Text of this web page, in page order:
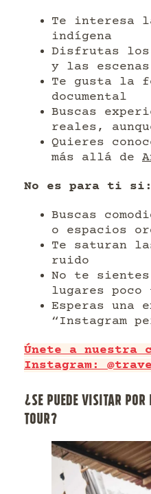
Te interesa
indígena
Disfrutas los
y las
Te gusta la
documental
Buscas
reales,
Quieres
más allá de
No es para ti si:
Buscas
o espacios
Te saturan
ruido
No te sientes
lugares
Esperas una
“Instagram
Únete a nuestra
Instagram:
¿SE PUEDE VISITAR
TOUR?